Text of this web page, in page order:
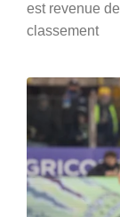
est revenue
classement